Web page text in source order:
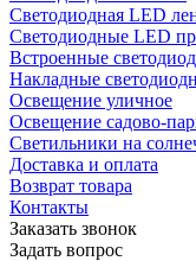
Светодиодная LED
Светодиодные LED
Встроенные
Накладные
Освещение уличное
Освещение садово-
Светильники на
Доставка и оплата
Возврат товара
Контакты
Заказать звонок
Задать вопрос